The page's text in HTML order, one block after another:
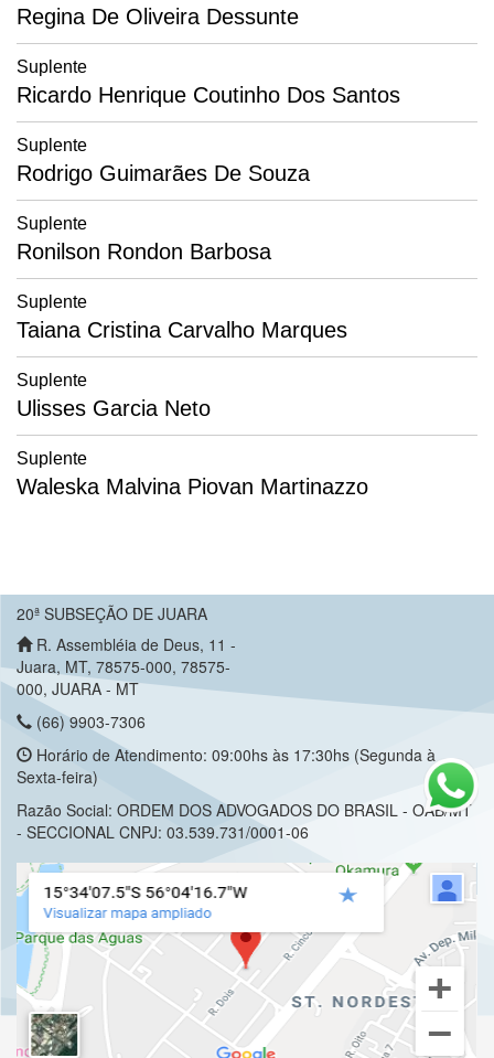
Regina De Oliveira Dessunte
Suplente
Ricardo Henrique Coutinho Dos Santos
Suplente
Rodrigo Guimarães De Souza
Suplente
Ronilson Rondon Barbosa
Suplente
Taiana Cristina Carvalho Marques
Suplente
Ulisses Garcia Neto
Suplente
Waleska Malvina Piovan Martinazzo
20ª SUBSEÇÃO DE JUARA
R. Assembléia de Deus, 11 -
Juara, MT, 78575-000, 78575-
000, JUARA - MT
(66) 9903-7306
Horário de Atendimento: 09:00hs às 17:30hs (Segunda à
Sexta-feira)
Razão Social: ORDEM DOS ADVOGADOS DO BRASIL - OAB/MT
- SECCIONAL CNPJ: 03.539.731/0001-06